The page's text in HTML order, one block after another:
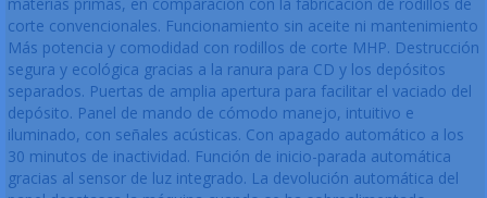
corte convencionales. Funcionamiento sin aceite ni mantenimiento
Más potencia y comodidad con rodillos de corte MHP. Destrucción
segura y ecológica gracias a la ranura para CD y los depósitos
separados. Puertas de amplia apertura para facilitar el vaciado del
depósito. Panel de mando de cómodo manejo, intuitivo e
iluminado, con señales acústicas. Con apagado automático a los
30 minutos de inactividad. Función de inicio-parada automática
gracias al sensor de luz integrado. La devolución automática del